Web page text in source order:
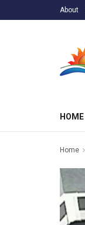
About
HOME
Home